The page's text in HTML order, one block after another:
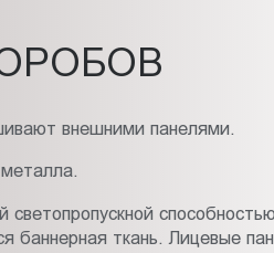
внешними панелями.
баннерная ткань. Лицевые